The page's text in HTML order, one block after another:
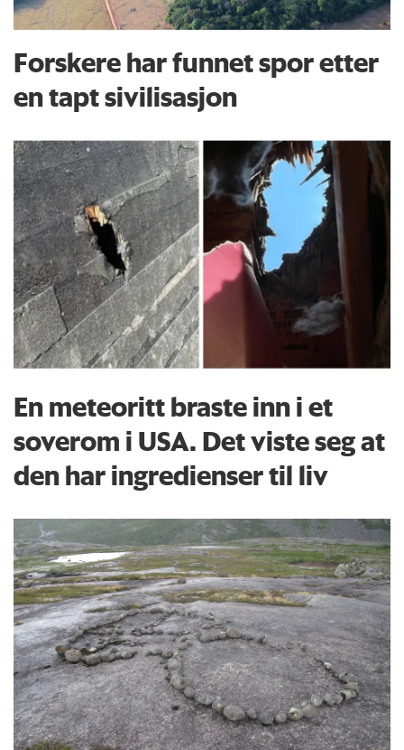
Forskere har funnet spor etter
en tapt sivilisasjon
En meteoritt braste inn i et
soverom i USA. Det viste seg at
den har ingredienser til liv